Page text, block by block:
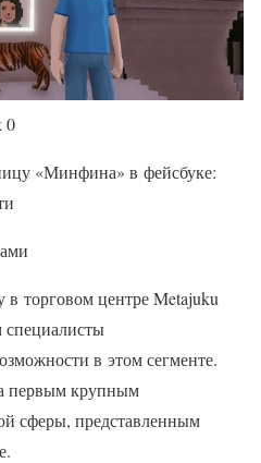
0
«Минфина» в фейсбуке:
в торговом центре Metajuku
специалисты
в этом сегменте.
первым крупным
сферы, представленным